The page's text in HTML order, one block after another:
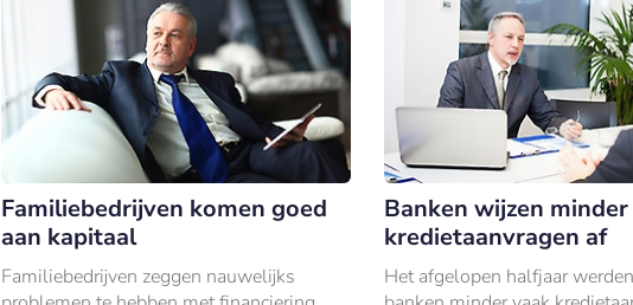
Familiebedrijven komen goed
aan kapitaal
Familiebedrijven zeggen nauwelijks
Banken wijzen
kredietaanvragen af
Het afgelopen halfjaar